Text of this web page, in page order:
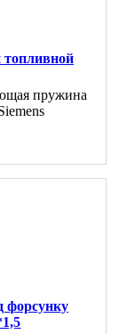
пружина
форсунку